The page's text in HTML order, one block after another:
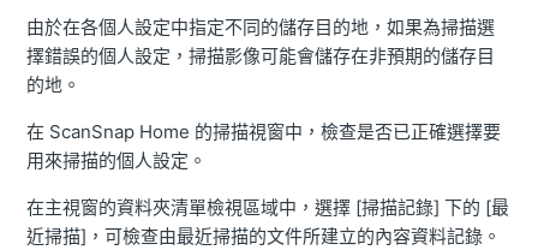
由於在各個人設定中指定不同的儲存目的地，如果為掃描選
擇錯誤的個人設定，掃描影像可能會儲存在非預期的儲存目
的地。
在 ScanSnap Home 的掃描視窗中，檢查是否已正確選擇要
用來掃描的個人設定。
在主視窗的資料夾清單檢視區域中，選擇 [掃描記錄] 下的 [最
近掃描]，可檢查由最近掃描的文件所建立的內容資料記錄。